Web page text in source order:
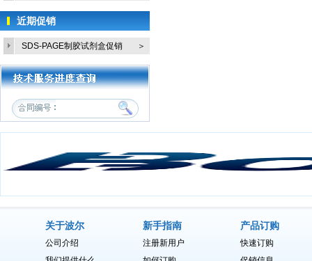
近期促销
SDS-PAGE制胶试剂盒促销
活...
＞
关于波尔
公司介绍
新手指南
注册新用户
产品订购
快速订购